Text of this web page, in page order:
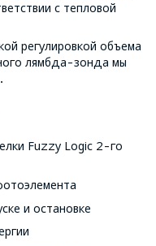
с тепловой
регулировкой объема
лямбда-зонда мы
Fuzzy Logic 2-го
и остановке